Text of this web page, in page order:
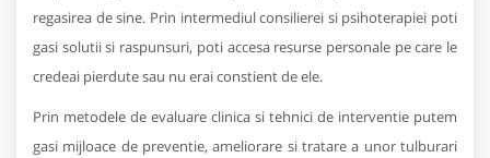
regasirea de sine. Prin intermediul consilierei si psihoterapiei poti
gasi solutii si raspunsuri, poti accesa resurse personale pe care le
credeai pierdute sau nu erai constient de ele.
Prin metodele de evaluare clinica si tehnici de interventie putem
gasi mijloace de preventie, ameliorare si tratare a unor tulburari